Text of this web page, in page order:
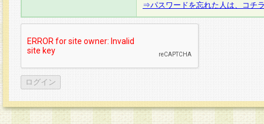
⇒パスワードを忘れた人は、コチ